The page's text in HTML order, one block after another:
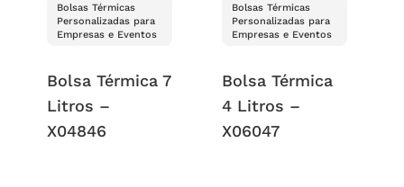
Bolsas Térmicas
Personalizadas para
Empresas e Eventos
Bolsa Térmica 7
Litros –
X04846
Bolsas Térmicas
Personalizadas para
Empresas e Eventos
Bolsa Térmica
4 Litros –
X06047